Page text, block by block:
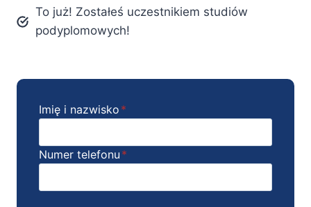
To już! Zostałeś uczestnikiem studiów
podyplomowych!
Imię i nazwisko *
Numer telefonu *